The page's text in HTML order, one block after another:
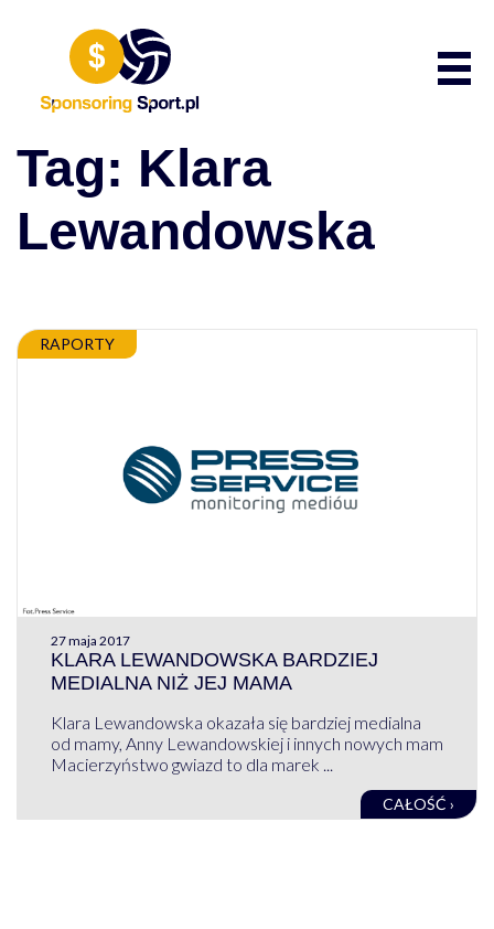
Tag: Klara
Lewandowska
RAPORTY
27 maja 2017
KLARA LEWANDOWSKA BARDZIEJ
MEDIALNA NIŻ JEJ MAMA
Klara Lewandowska okazała się bardziej medialna
od mamy, Anny Lewandowskiej i innych nowych mam
Macierzyństwo gwiazd to dla marek ...
CAŁOŚĆ ›